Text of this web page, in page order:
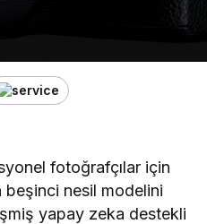
fotoğrafçılar için
beşinci nesil modelini
yapay zeka destekli